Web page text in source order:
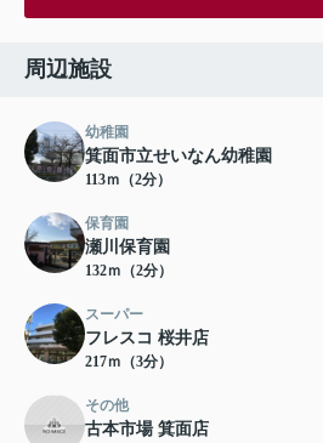
周辺施設
幼稚園
箕面市立せいなん幼稚園
113ｍ（2分）
保育園
瀬川保育園
132ｍ（2分）
スーパー
フレスコ 桜井店
217ｍ（3分）
その他
古本市場 箕面店